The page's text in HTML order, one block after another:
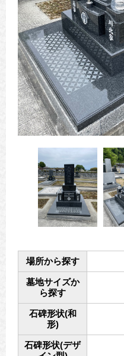
場所から探す
墓地サイズか
ら探す
石碑形状(和
形)
石碑形状(デザ